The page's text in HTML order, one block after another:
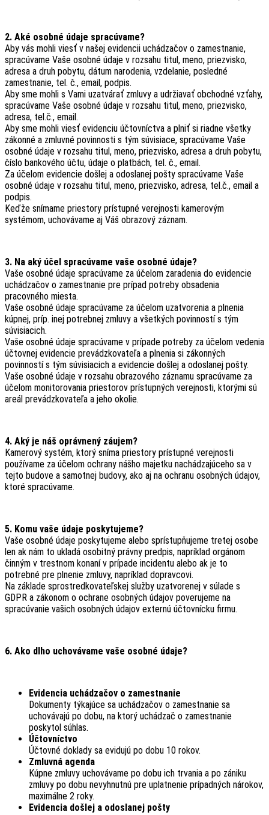
2. Aké osobné údaje spracúvame?
Aby vás mohli viesť v našej evidencii uchádzačov o zamestnanie,
spracúvame Vaše osobné údaje v rozsahu titul, meno, priezvisko,
adresa a druh pobytu, dátum narodenia, vzdelanie, posledné
zamestnanie, tel. č., email, podpis.
Aby sme mohli s Vami uzatvárať zmluvy a udržiavať obchodné vzťahy,
spracúvame Vaše osobné údaje v rozsahu titul, meno, priezvisko,
adresa, tel.č., email.
Aby sme mohli viesť evidenciu účtovníctva a plniť si riadne všetky
zákonné a zmluvné povinnosti s tým súvisiace, spracúvame Vaše
osobné údaje v rozsahu titul, meno, priezvisko, adresa a druh pobytu,
číslo bankového účtu, údaje o platbách, tel. č., email.
Za účelom evidencie došlej a odoslanej pošty spracúvame Vaše
osobné údaje v rozsahu titul, meno, priezvisko, adresa, tel.č., email a
podpis.
Keďže snímame priestory prístupné verejnosti kamerovým
systémom, uchovávame aj Váš obrazový záznam.
3. Na aký účel spracúvame vaše osobné údaje?
Vaše osobné údaje spracúvame za účelom zaradenia do evidencie
uchádzačov o zamestnanie pre prípad potreby obsadenia
pracovného miesta.
Vaše osobné údaje spracúvame za účelom uzatvorenia a plnenia
kúpnej, príp. inej potrebnej zmluvy a všetkých povinností s tým
súvisiacich.
Vaše osobné údaje spracúvame v prípade potreby za účelom vedenia
účtovnej evidencie prevádzkovateľa a plnenia si zákonných
povinností s tým súvisiacich a evidencie došlej a odoslanej pošty.
Vaše osobné údaje v rozsahu obrazového záznamu spracúvame za
účelom monitorovania priestorov prístupných verejnosti, ktorými sú
areál prevádzkovateľa a jeho okolie.
4. Aký je náš oprávnený záujem?
Kamerový systém, ktorý sníma priestory prístupné verejnosti
používame za účelom ochrany nášho majetku nachádzajúceho sa v
tejto budove a samotnej budovy, ako aj na ochranu osobných údajov,
ktoré spracúvame.
5. Komu vaše údaje poskytujeme?
Vaše osobné údaje poskytujeme alebo sprístupňujeme tretej osobe
len ak nám to ukladá osobitný právny predpis, napríklad orgánom
činným v trestnom konaní v prípade incidentu alebo ak je to
potrebné pre plnenie zmluvy, napríklad dopravcovi.
Na základe sprostredkovateľskej služby uzatvorenej v súlade s
GDPR a zákonom o ochrane osobných údajov poverujeme na
spracúvanie vašich osobných údajov externú účtovnícku firmu.
6. Ako dlho uchovávame vaše osobné údaje?
Evidencia uchádzačov o zamestnanie
Dokumenty týkajúce sa uchádzačov o zamestnanie sa
uchovávajú po dobu, na ktorý uchádzač o zamestnanie
poskytol súhlas.
Účtovníctvo
Účtovné doklady sa evidujú po dobu 10 rokov.
Zmluvná agenda
Kúpne zmluvy uchovávame po dobu ich trvania a po zániku
zmluvy po dobu nevyhnutnú pre uplatnenie prípadných nárokov,
maximálne 2 roky.
Evidencia došlej a odoslanej pošty